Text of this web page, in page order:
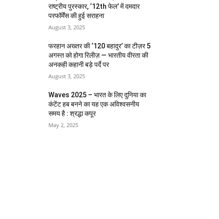
राष्ट्रीय पुरस्कार, ‘12th फेल’ में दमदार
परफॉर्मेंस की हुई सराहना
August 3, 2025
फरहान अख्तर की ‘120 बहादुर’ का टीज़र 5
अगस्त को होगा रिलीज़ — भारतीय वीरता की
अनकही कहानी बड़े पर्दे पर
August 3, 2025
Waves 2025 – भारत के लिए दुनिया का
कंटेंट हब बनने का यह एक अविश्वसनीय
समय है : श्रद्धा कपूर
May 2, 2025